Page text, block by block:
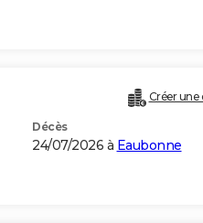
Créer une
Décès
24/07/2026 à Eaubonne